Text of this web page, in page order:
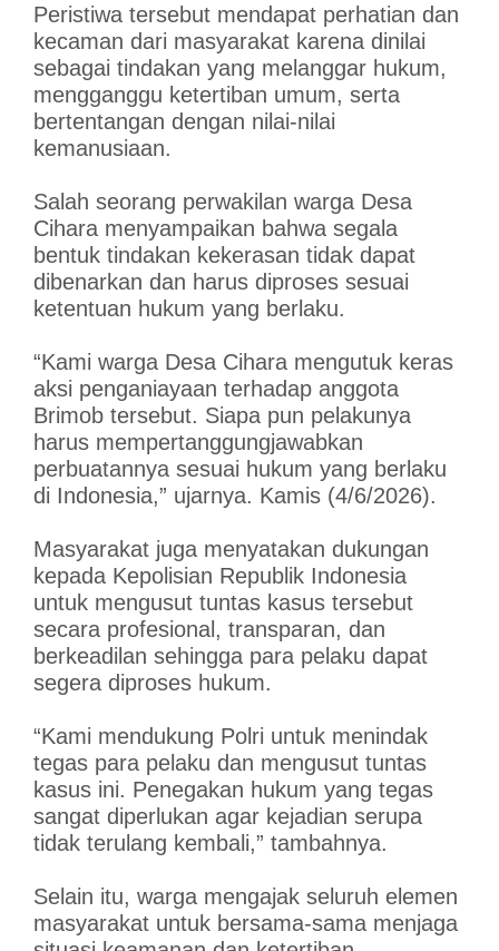
Peristiwa tersebut mendapat perhatian dan
kecaman dari masyarakat karena dinilai
sebagai tindakan yang melanggar hukum,
mengganggu ketertiban umum, serta
bertentangan dengan nilai-nilai
kemanusiaan.
Salah seorang perwakilan warga Desa
Cihara menyampaikan bahwa segala
bentuk tindakan kekerasan tidak dapat
dibenarkan dan harus diproses sesuai
ketentuan hukum yang berlaku.
“Kami warga Desa Cihara mengutuk keras
aksi penganiayaan terhadap anggota
Brimob tersebut. Siapa pun pelakunya
harus mempertanggungjawabkan
perbuatannya sesuai hukum yang berlaku
di Indonesia,” ujarnya. Kamis (4/6/2026).
Masyarakat juga menyatakan dukungan
kepada Kepolisian Republik Indonesia
untuk mengusut tuntas kasus tersebut
secara profesional, transparan, dan
berkeadilan sehingga para pelaku dapat
segera diproses hukum.
“Kami mendukung Polri untuk menindak
tegas para pelaku dan mengusut tuntas
kasus ini. Penegakan hukum yang tegas
sangat diperlukan agar kejadian serupa
tidak terulang kembali,” tambahnya.
Selain itu, warga mengajak seluruh elemen
masyarakat untuk bersama-sama menjaga